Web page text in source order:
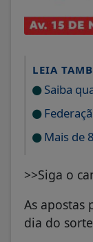
LEIA
Saiba
Mais de
>>Siga o
As apostas
dia do